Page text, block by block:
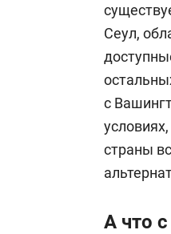
Сеул,
с
страны
А что